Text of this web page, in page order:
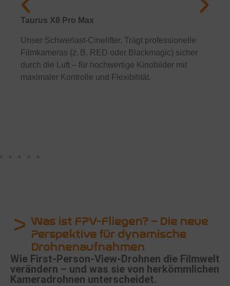
Taurus X8 Pro Max
Unser Schwerlast-Cinelifter. Trägt professionelle
Filmkameras (z. B. RED oder Blackmagic) sicher
durch die Luft – für hochwertige Kinobilder mit
maximaler Kontrolle und Flexibilität.
Was ist FPV-Fliegen? – Die neue
Perspektive für dynamische
Drohnenaufnahmen
Wie First-Person-View-Drohnen die Filmwelt
verändern – und was sie von herkömmlichen
Kameradrohnen unterscheidet.